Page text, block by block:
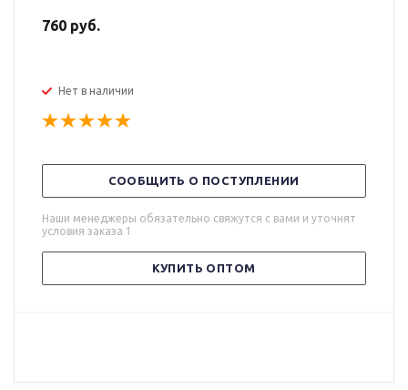
760 руб.
Нет в наличии
СООБЩИТЬ О ПОСТУПЛЕНИИ
Наши менеджеры обязательно свяжутся с вами и уточнят
условия заказа 1
КУПИТЬ ОПТОМ